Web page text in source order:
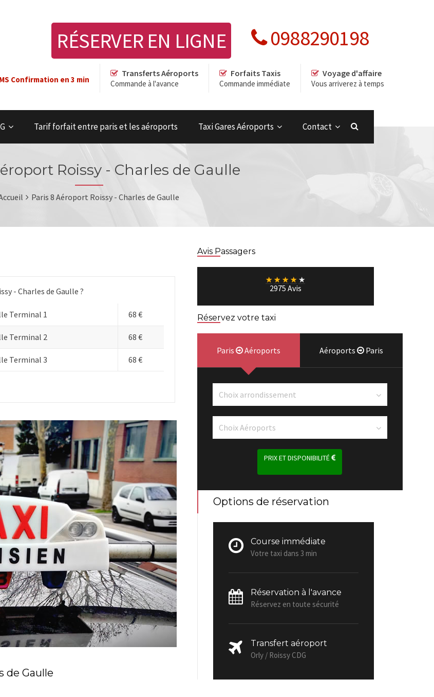
RÉSERVER EN LIGNE 0988290198
Confirmation en 3 min
Transferts Aéroports
Commande à l'avance
Forfaits Taxis
Commande immédiate
Voyage d'affaire
Vous arriverez à temps
Tarif forfait entre paris et les aéroports Taxi Gares Aéroports Contact
Roissy - Charles de Gaulle
Paris 8 Aéroport Roissy - Charles de Gaulle
Avis Passagers
★ ★ ★ ★ ★
2975 Avis
Réservez votre taxi
Paris Aéroports Aéroports Paris
PRIX ET DISPONIBILITÉ
Options de réservation
Course immédiate
Votre taxi dans 3 min
Réservation à l'avance
Réservez en toute sécurité
Transfert aéroport
Orly / Roissy CDG
- Charles de Gaulle ?
Terminal 1 68 €
Terminal 2 68 €
Terminal 3 68 €
de Gaulle